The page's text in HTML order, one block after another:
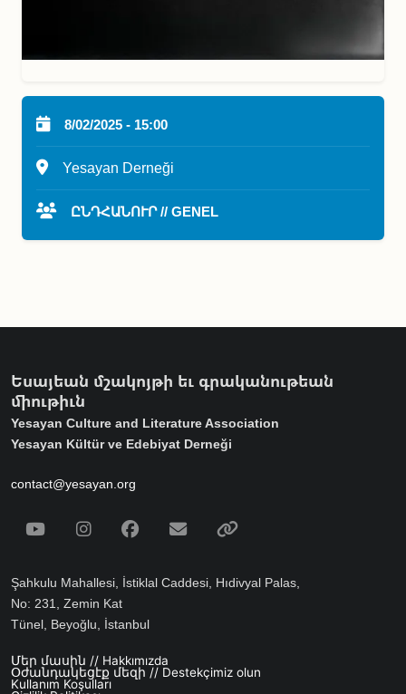
8/02/2025 - 15:00
Yesayan Derneği
ԸՆԴՀԱՆՈՒՐ // GENEL
Եսայեան մշակոյթի եւ գրականութեան
միութիւն
Yesayan Culture and Literature Association
Yesayan Kültür ve Edebiyat Derneği
contact@yesayan.org
Social Media
YoutubeInstagramFacebook
Email
Şahkulu Mahallesi, İstiklal Caddesi, Hıdivyal Palas,
No: 231, Zemin Kat
Tünel, Beyoğlu, İstanbul
Footer menu
Մեր մասին // Hakkımızda
Օժանդակեցէք մեզի // Destekçimiz olun
Kullanım Koşulları